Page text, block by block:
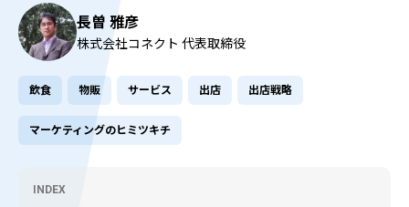
長曽 雅彦
株式会社コネクト 代表取締役
飲食 物販 サービス 出店 出店戦略
マーケティングのヒミツキチ
INDEX